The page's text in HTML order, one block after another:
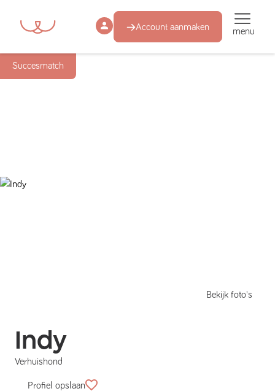
Account aanmaken menu
Succesmatch
Bekijk foto's
Indy
Verhuishond
Profiel opslaan